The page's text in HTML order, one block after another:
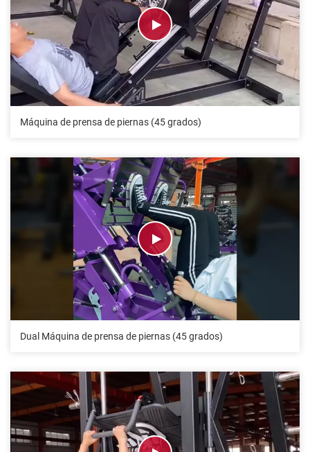
Máquina de prensa de piernas (45 grados)
Dual Máquina de prensa de piernas (45 grados)